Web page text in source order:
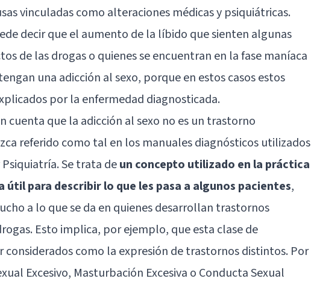
vinculadas como alteraciones médicas y psiquiátricas.
decir que el aumento de la líbido que sienten algunas
de las drogas o quienes se encuentran en la fase maníaca
una adicción al sexo, porque en estos casos estos
por la enfermedad diagnosticada.
cuenta que la adicción al sexo no es un trastorno
referido como tal en los manuales diagnósticos utilizados
Se trata deun concepto utilizado en la práctica
para describir lo que les pasa a algunos pacientes,
a lo que se da en quienes desarrollan trastornos
Esto implica, por ejemplo, que esta clase de
considerados como la expresión de trastornos distintos. Por
Excesivo, Masturbación Excesiva o Conducta Sexual